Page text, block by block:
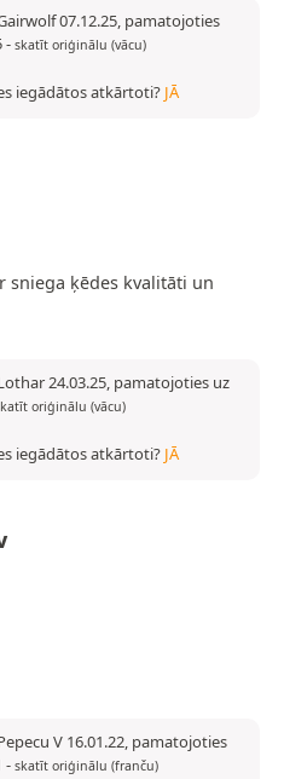
07.12.25, pamatojoties
- skatīt oriģinālu (vācu)
iegādātos atkārtoti? JĀ
sniega ķēdes kvalitāti un
24.03.25, pamatojoties uz
oriģinālu (vācu)
iegādātos atkārtoti? JĀ
V 16.01.22, pamatojoties
- skatīt oriģinālu (franču)